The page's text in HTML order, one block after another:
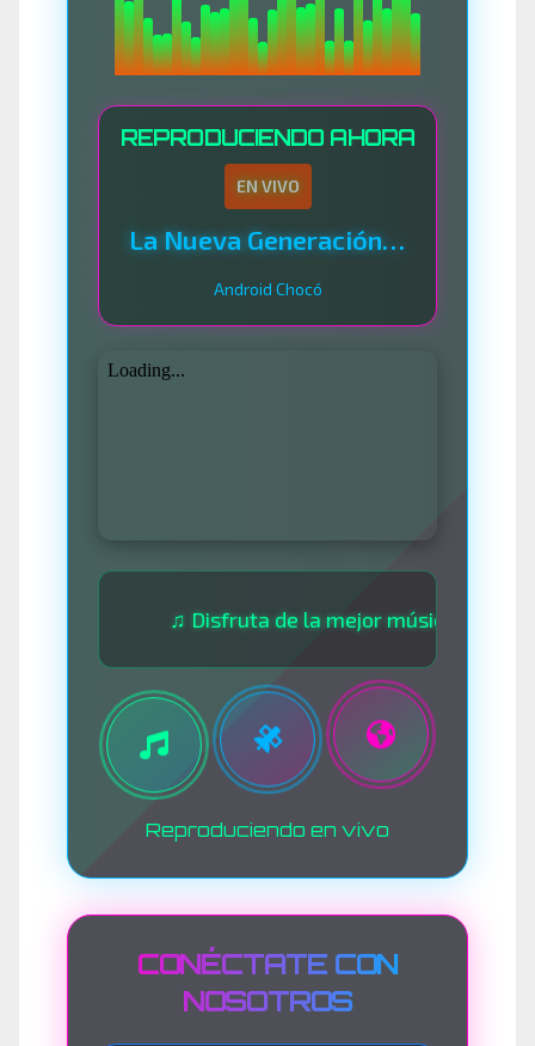
REPRODUCIENDO AHORA
EN VIVO
La Nueva Generación Del Sistema
Android Chocó
♫ Disfruta de la mejor música las 24 horas
Reproduciendo en vivo
CONÉCTATE CON
NOSOTROS